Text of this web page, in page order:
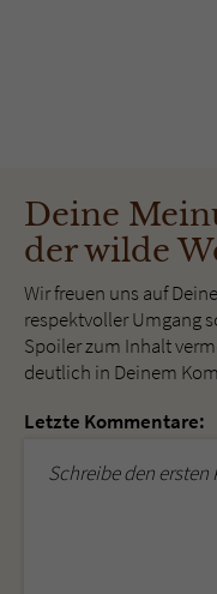
Deine
der wilde
Wir freuen uns auf
respektvoller Umgang
Spoiler zum Inhalt
deutlich in Deinem
Letzte Kommentare:
Schreibe den